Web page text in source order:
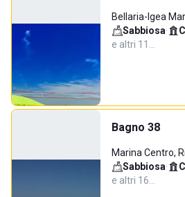
Bellaria-Igea
Sabbiosa·
e altri 11…
Bagno 38
Marina Centro,
Sabbiosa·
e altri 16…